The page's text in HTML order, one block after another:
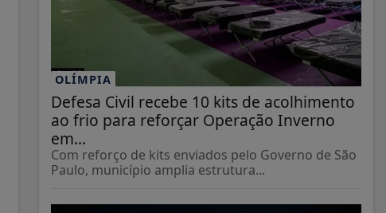
OLÍMPIA
Defesa Civil recebe 10 kits de acolhimento
ao frio para reforçar Operação Inverno
em...
Com reforço de kits enviados pelo Governo de São
Paulo, município amplia estrutura...